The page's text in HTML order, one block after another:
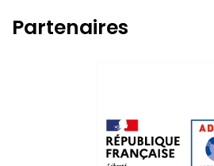
Partenaires